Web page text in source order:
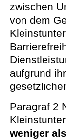
zwischen
von dem
aufgrund
Paragraf 2
weniger